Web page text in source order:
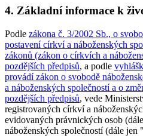
4. Základní informace k
Podle zákona č. 3/2002 Sb., o
postavení církví a náboženských
zákonů (zákon o církvích a
pozdějších předpisů, a podle
provádí zákon o svobodě
a náboženských společností a o
pozdějších předpisů, vede
registrovaných církví a
evidovaných právnických osob
náboženských společností (dále jen